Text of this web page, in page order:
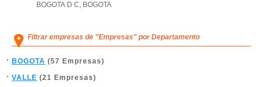
BOGOTA D C, BOGOTA
Filtrar empresas de "Empresas" por Departamento
BOGOTA (57 Empresas)
VALLE (21 Empresas)